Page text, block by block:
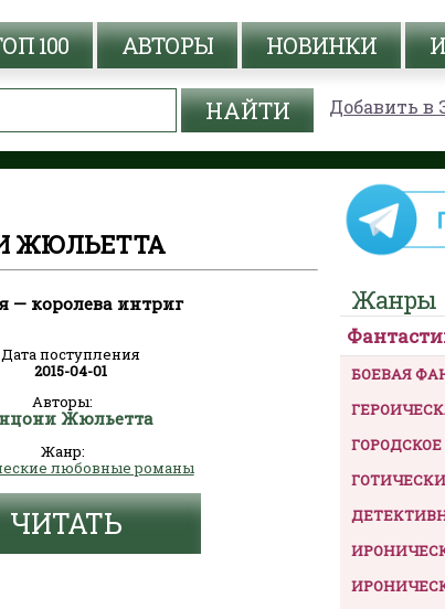
100 АВТОРЫ НОВИНКИ
Добавить в
ЖЮЛЬЕТТА
— королева интриг
Дата поступления
2015-04-01
Авторы:
Жюльетта
Жанр:
любовные романы
ЧИТАТЬ
Жанры
БОЕВАЯ